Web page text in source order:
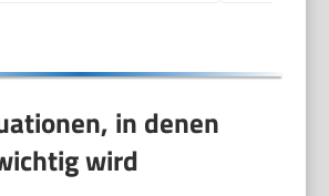
in denen
wird